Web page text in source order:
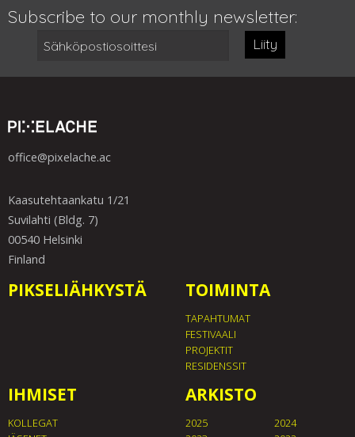
Subscribe to our monthly newsletter:
Liity
office@pixelache.ac
Kaasutehtaankatu 1/21
Suvilahti (Bldg. 7)
00540 Helsinki
Finland
PIKSELIÄHKYSTÄ TOIMINTA
TAPAHTUMAT
FESTIVAALI
PROJEKTIT
RESIDENSSIT
IHMISET
KOLLEGAT
ARKISTO
2025
2024